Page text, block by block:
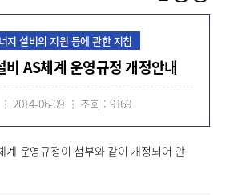
지 설비의 지원 등에 관한 지침
비 AS체계 운영규정 개정안내
2014-06-09 조회 : 9169
계 운영규정이 첨부와 같이 개정되어 안